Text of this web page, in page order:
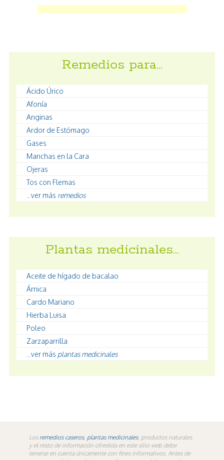
Remedios para…
Ácido Úrico
Afonía
Anginas
Ardor de Estómago
Gases
Manchas en la Cara
Ojeras
Tos con Flemas
...ver más remedios
Plantas medicinales…
Aceite de hígado de bacalao
Árnica
Cardo Mariano
Hierba Luisa
Poleo
Zarzaparrilla
...ver más plantas medicinales
Los remedios caseros, plantas medicinales, productos naturales
y el resto de información ofredida en este sitio web debe
tenerse en cuenta únicamente con fines informativos. Antes de